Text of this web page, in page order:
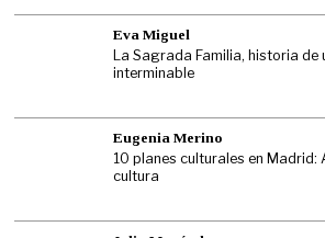
Eva Miguel
La Sagrada Familia, historia de
interminable
Eugenia Merino
10 planes culturales en Madrid:
cultura